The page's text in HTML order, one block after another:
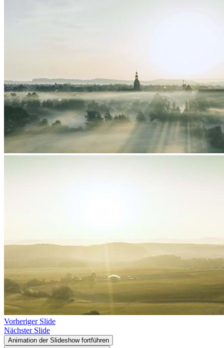
Vorheriger Slide
Nächster Slide
Animation der Slideshow fortführen